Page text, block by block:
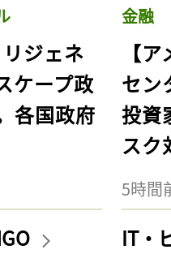
リジェネ
ケープ政
各国政府
金融
【
セン
投資
スク
5時間
IT・